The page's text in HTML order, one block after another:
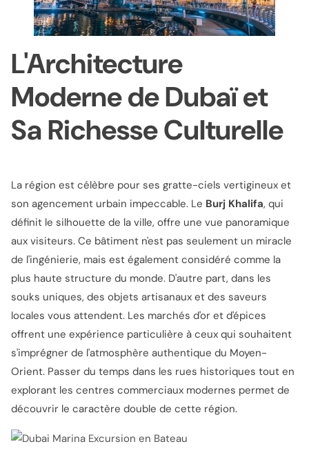
L'Architecture
Moderne de Dubaï et
Sa Richesse Culturelle
La région est célèbre pour ses gratte-ciels vertigineux et
son agencement urbain impeccable. Le Burj Khalifa, qui
définit le silhouette de la ville, offre une vue panoramique
aux visiteurs. Ce bâtiment n'est pas seulement un miracle
de l'ingénierie, mais est également considéré comme la
plus haute structure du monde. D'autre part, dans les
souks uniques, des objets artisanaux et des saveurs
locales vous attendent. Les marchés d'or et d'épices
offrent une expérience particulière à ceux qui souhaitent
s'imprégner de l'atmosphère authentique du Moyen-
Orient. Passer du temps dans les rues historiques tout en
explorant les centres commerciaux modernes permet de
découvrir le caractère double de cette région.